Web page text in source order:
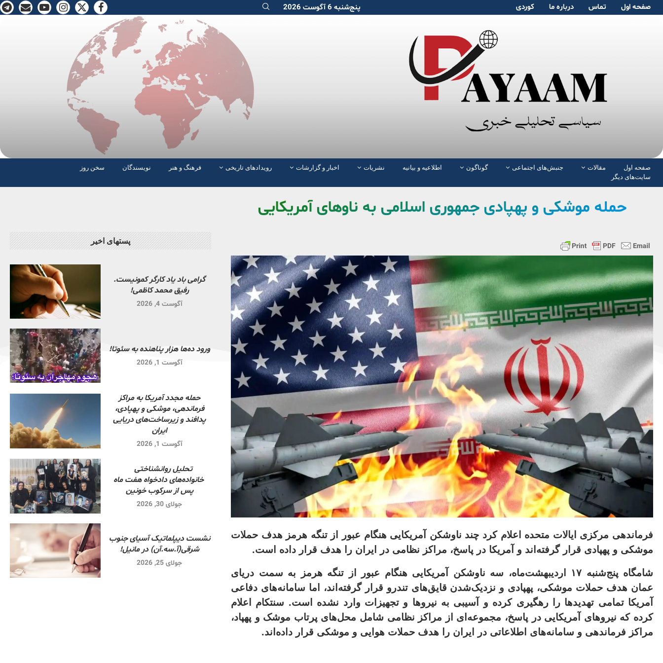
صفحە اول تماس دربارە ما کوردی پنج‌شنبه 6 آگوست 2026
صفحە اول مقالات جنبش‌های اجتماعی گوناگون اطلاعیه و بیانیه نشریات اخبار و گزارشات رویدادهای تاریخی فرهنگ و هنر نویسندگان
سخن روز
سایت‌های دیگر
حمله موشکی و پهپادی جمهوری اسلامی به ناوهای آمریکایی
فرماندهی مرکزی ایالات متحده اعلام کرد چند ناوشکن آمریکایی هنگام عبور از تنگه هرمز هدف حملات
موشکی و پهپادی قرار گرفته‌اند و آمریکا در پاسخ، مراکز نظامی در ایران را هدف قرار داده است.
شامگاه پنج‌شنبه ۱۷ اردیبهشت‌ماه، سه ناوشکن آمریکایی هنگام عبور از تنگه هرمز به سمت دریای
عمان هدف حملات موشکی، پهپادی و نزدیک‌شدن قایق‌های تندرو قرار گرفته‌اند، اما سامانه‌های دفاعی
آمریکا تمامی تهدیدها را رهگیری کرده و آسیبی به نیروها و تجهیزات وارد نشده است. سنتکام اعلام
کرده که نیروهای آمریکایی در پاسخ، مجموعه‌ای از مراکز نظامی شامل محل‌های پرتاب موشک و پهپاد،
مراکز فرماندهی و سامانه‌های اطلاعاتی در ایران را هدف حملات هوایی و موشکی قرار داده‌اند.
پستهای اخیر
گرامی باد یاد کارگر کمونیست.
رفیق محمد کاظمی!
آگوست 4, 2026
ورود ده‌ها هزار پناهنده به سئوتا!
آگوست 1, 2026
حمله مجدد آمریکا به مراکز
فرماندهی، موشکی و پهپادی،
پدافند و زیرساخت‌های دریایی
ایران
آگوست 1, 2026
تحلیل روانشناختی
خانواده‌های دادخواه هفت ماه
پس از سرکوب خونین
جولای 30, 2026
نشست دیپلماتیک آسیای جنوب
شرقی‌(آ.سه.آن) در مانیل!
جولای 25, 2026